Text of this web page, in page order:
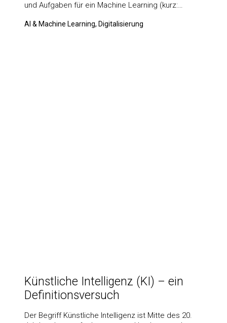
und Aufgaben für ein Machine Learning (kurz:…
AI & Machine Learning, Digitalisierung
Künstliche Intelligenz (KI) – ein
Definitionsversuch
Der Begriff Künstliche Intelligenz ist Mitte des 20.